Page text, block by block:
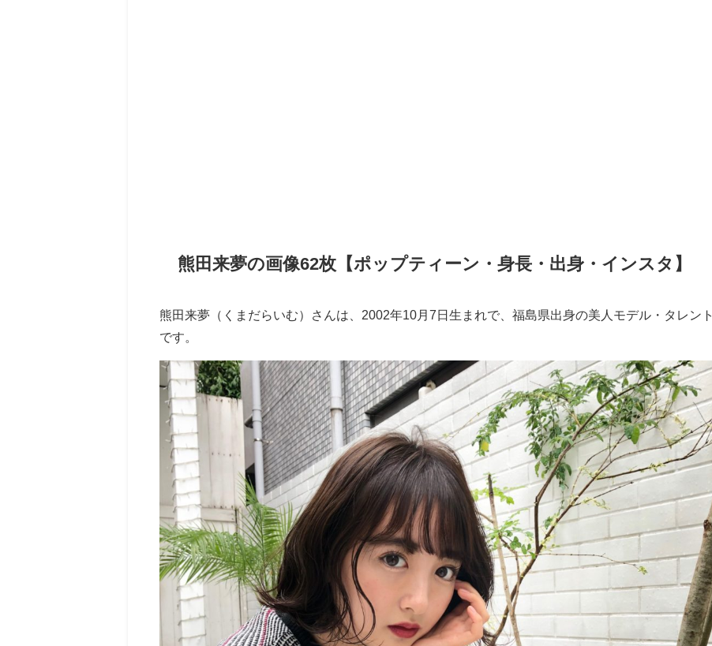
熊田来夢の画像62枚【ポップティーン・身長・出身・インスタ】
熊田来夢（くまだらいむ）さんは、2002年10月7日生まれで、福島県出身の美人モデル・タレント
です。